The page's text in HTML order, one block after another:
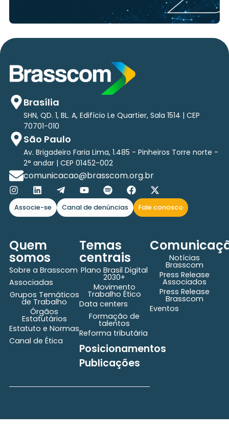
Brasília
SHN, QD. 1, BL. A, Edifício Le Quartier, Sala 1514 | CEP
70701-010
São Paulo
Av. Brigadeiro Faria Lima, 1.485 - Pinheiros Torre norte -
2° andar | CEP 01452-002
comunicacao@brasscom.org.br
Associe-se Canal de denúncias Fale conosco
Quem
somos
Sobre a Brasscom
Associadas
Grupos Temáticos
de Trabalho
Órgãos
Estatutários
Estatuto e Normas
Canal de Ética
Temas
centrais
Plano Brasil Digital
2030+
Movimento
Trabalho Ético
Data centers
Formação de
talentos
Reforma tributária
Posicionamentos
Publicações
Notícias
Brasscom
Press Release
Associados
Press Release
Brasscom
Eventos